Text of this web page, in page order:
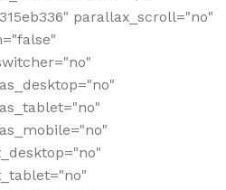
parallax_scroll="no"